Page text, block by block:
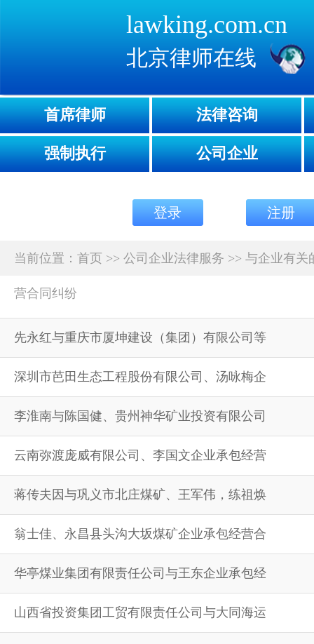
lawking.com.cn
北京律师在线
首席律师 法律咨询
强制执行 公司企业
登录 注册
当前位置： 首页 >> 公司企业法律服务 >> 与企业有关
营合同纠纷
先永红与重庆市厦坤建设（集团）有限公司等
深圳市芭田生态工程股份有限公司、汤咏梅企
李淮南与陈国健、贵州神华矿业投资有限公司
云南弥渡庞威有限公司、李国文企业承包经营
蒋传夫因与巩义市北庄煤矿、王军伟，练祖焕
翁士佳、永昌县头沟大坂煤矿企业承包经营合
华亭煤业集团有限责任公司与王东企业承包经
山西省投资集团工贸有限责任公司与大同海运